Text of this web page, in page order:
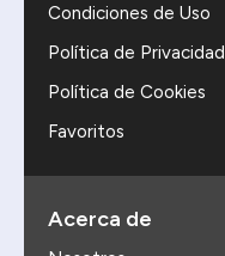
Condiciones de Uso
Política de Privacidad
Política de Cookies
Favoritos
Acerca de